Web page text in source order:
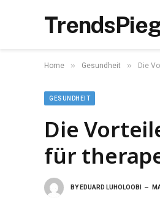
Home » Gesundheit » Die
GESUNDHEIT
Die
für
BY EDUARD LUHOLOOBI